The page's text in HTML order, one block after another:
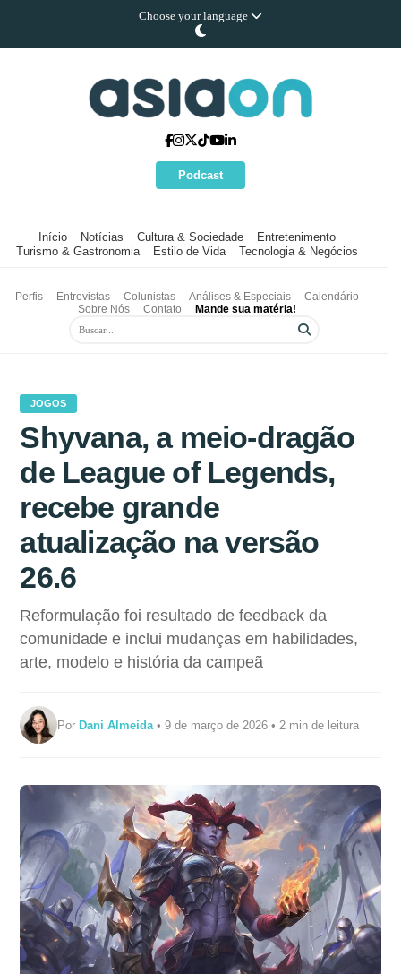
Choose your language
Podcast
Início Notícias Cultura & Sociedade
Entretenimento
Turismo & Gastronomia
Estilo de Vida Tecnologia & Negócios
Perfis Entrevistas Colunistas Análises & Especiais
Calendário
Sobre Nós
Contato Mande sua matéria!
JOGOS
Shyvana, a meio-dragão
de League of Legends,
recebe grande
atualização na versão
26.6
Reformulação foi resultado de feedback da
comunidade e inclui mudanças em habilidades,
arte, modelo e história da campeã
PorDani Almeida • 9 de março de 2026 • 2 min de leitura